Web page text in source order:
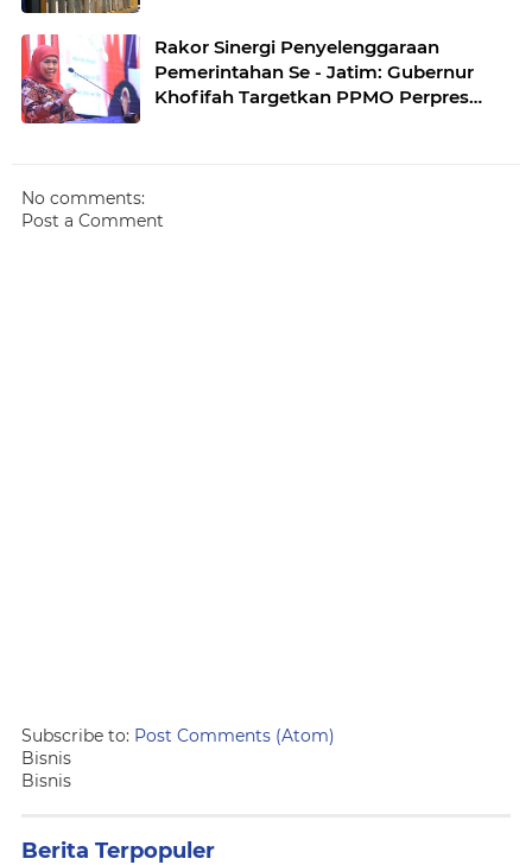
Rakor Sinergi Penyelenggaraan
Pemerintahan Se - Jatim: Gubernur
Khofifah Targetkan PPMO Perpres
No comments:
Post a Comment
Subscribe to: Post Comments (Atom)
Bisnis
Bisnis
Berita Terpopuler